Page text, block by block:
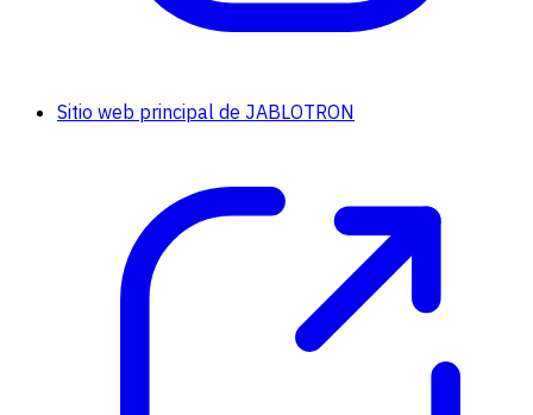
Sitio web principal de JABLOTRON